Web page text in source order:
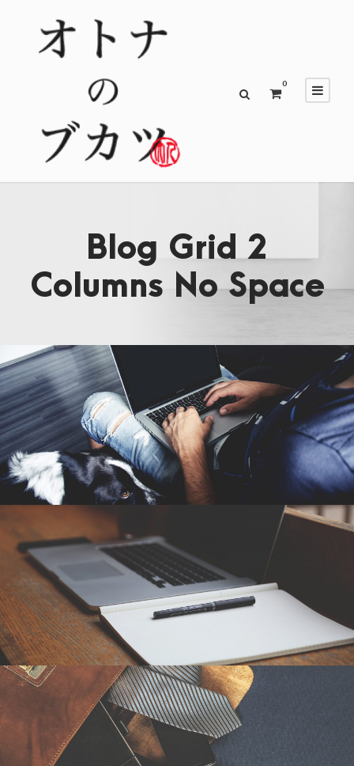
0
Blog Grid 2
Columns No Space
2016年6月6日 Bygermi_admin
2016年6月6日 Bygermi_admin